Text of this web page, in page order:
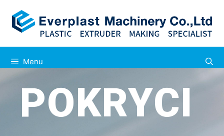
Menu
POKRYCI